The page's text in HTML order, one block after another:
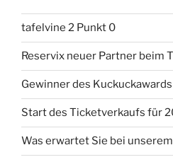
tafelvine 2 Punkt 0
Reservix neuer Partner beim
Gewinner des
Start des Ticketverkaufs für
Was erwartet Sie bei